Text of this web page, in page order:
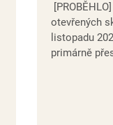
otevřených
listopadu
primárně